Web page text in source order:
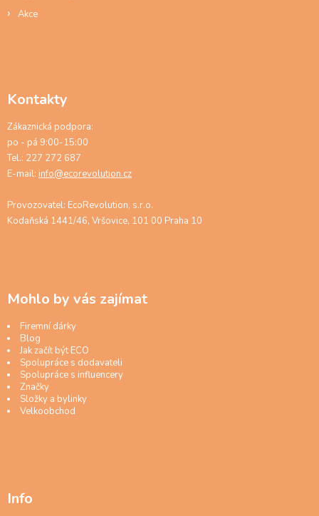
Akce
Kontakty
Zákaznická podpora:
po - pá 9:00-15:00
Tel.: 227 272 687
E-mail: info@ecorevolution.cz
Provozovatel: EcoRevolution, s.r.o.
Kodaňská 1441/46, Vršovice, 101 00 Praha 10
Mohlo by vás zajímat
Firemní dárky
Blog
Jak začít být ECO
Spolupráce s dodavateli
Spolupráce s influencery
Značky
Složky a bylinky
Velkoobchod
Info